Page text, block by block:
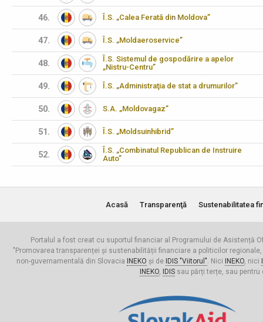
46. Î.S. „Calea Ferată din Moldova”
47. Î.S. „Moldaeroservice”
48.
Î.S. Sistemul de gospodărire a apelor
„Nistru-Centru”
49. Î.S. „Administraţia de stat a drumurilor”
50. S.A. „Moldovagaz”
51. Î.S. „Moldsuinhibrid”
52.
Î.S. „Combinatul Republican de Instruire
Auto”
Acasă Transparenţă Sustenabilitatea
Portalul a fost creat cu suportul financiar al Programului de Asistență
"Promovarea transparenței și sustenabilității financiare a politicilor
non-guvernamentală din Slovacia
INEKO și de IDIS "Viitorul". Nici INEKO, nici
INEKO, IDISsau părți terțe, sau pentru